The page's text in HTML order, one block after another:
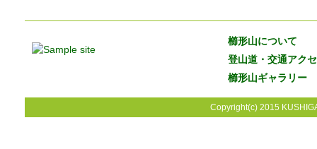
櫛形山について
登山道・交通アク
櫛形山ギャラリー
Copyright(c) 2015